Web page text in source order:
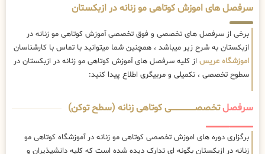
سرفصل های اموزش کوتاهی مو زنانه در ازبکستان
برخی از سرفصل های تخصصی و فوق تخصصی آموزش کوتاهی مو زنانه در
ازبکستان به شرح زیر میباشد ، همچنین شما میتوانید با تماس با کارشناسان
اموزشگاه عریس از کلیه سرفصل های آموزش کوتاهی مو زنانه در ازبکستان در
سطوح تخصصی ، تکمیلی و مربیگری اطلاع پیدا کنید:
سرفصلتخصصــــــــــــــــــــی کوتاهی زنانه (سطح توکن)
برگزاری دوره های اموزش تخصصی کوتاهی مو زنانه در آموزشگاه کوتاهی مو
زنانه در ازبکستان بگونه ای تدارک دیده شده است که کلیه دانشپذیران و